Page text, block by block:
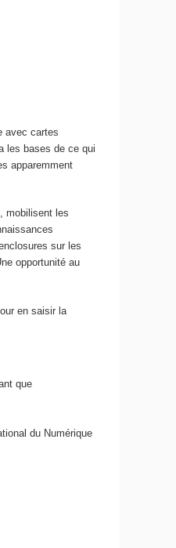
avec cartes
les bases de ce qui
apparemment
mobilisent les
sur les
opportunité au
en saisir la
que
du Numérique